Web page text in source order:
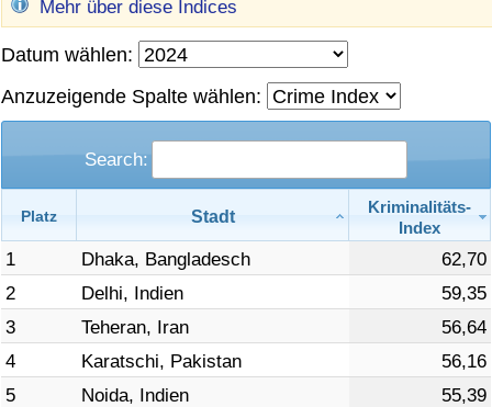
Mehr über diese Indices
Datum wählen:
Anzuzeigende Spalte wählen:
Search:
Platz Stadt
Kriminalitäts-
Index
1 Dhaka, Bangladesch
62,70
2
Delhi, Indien
59,35
3
Teheran, Iran
56,64
4
Karatschi, Pakistan
56,16
5
Noida, Indien
55,39
Gesundheitsversorgung
Gesundheitsversorgungs-Index (aktuell)
Gesundheitsversorgungs-Index
Gesundheitsversorgungs-Index nach Land
Umweltverschmutzung
Umweltverschmutzungs-Index (aktuell)
Verschmutzungsindex